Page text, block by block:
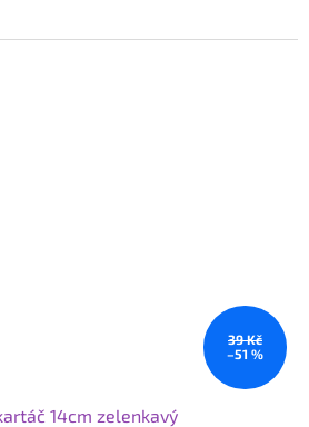
39 Kč
–51 %
14cm zelenkavý